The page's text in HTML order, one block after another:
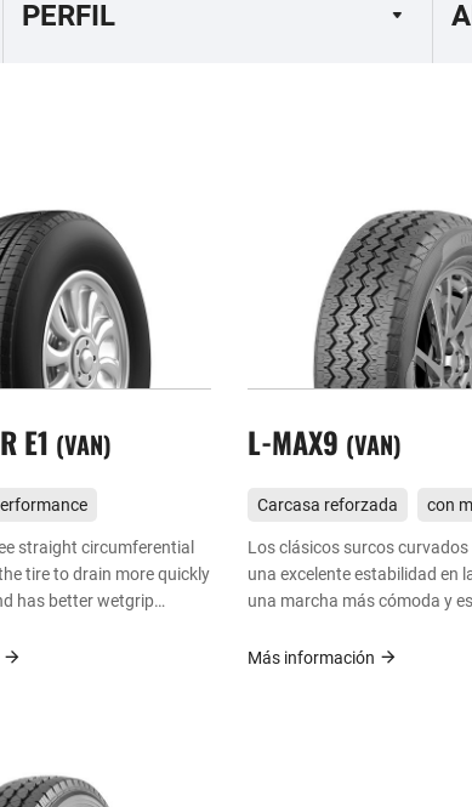
E1 VAN
straight circumferential
tire to drain more quickly
has better wetgrip
L-MAX9 VAN
Carcasa reforzada
con
Los clásicos surcos
una excelente estabilidad en
una marcha más cómoda y
Más información